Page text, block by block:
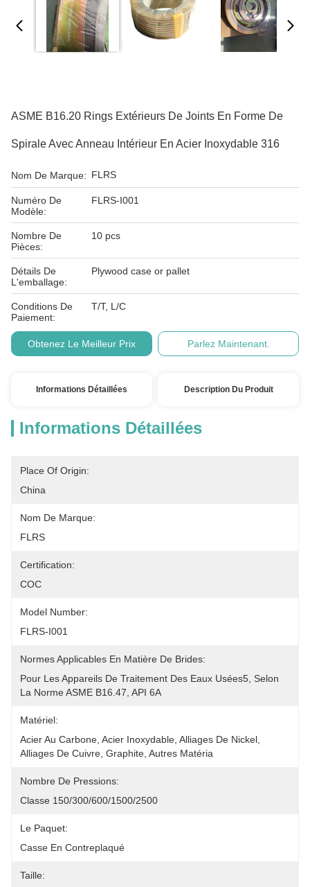
ASME B16.20 Rings Extérieurs De Joints En Forme De
Spirale Avec Anneau Intérieur En Acier Inoxydable 316
Nom De Marque: FLRS
Numéro De
Modèle:
FLRS-I001
Nombre De
Pièces:
10 pcs
Détails De
L'emballage:
Plywood case or pallet
Conditions De
Paiement:
T/T, L/C
Obtenez Le Meilleur Prix Parlez Maintenant.
Informations Détaillées Description Du Produit
Informations Détaillées
Place Of Origin:
China
Nom De Marque:
FLRS
Certification:
COC
Model Number:
FLRS-I001
Normes Applicables En Matière De Brides:
Pour Les Appareils De Traitement Des Eaux Usées5, Selon
La Norme ASME B16.47, API 6A
Matériel:
Acier Au Carbone, Acier Inoxydable, Alliages De Nickel,
Alliages De Cuivre, Graphite, Autres Matéria
Nombre De Pressions:
Classe 150/300/600/1500/2500
Le Paquet:
Casse En Contreplaqué
Taille: